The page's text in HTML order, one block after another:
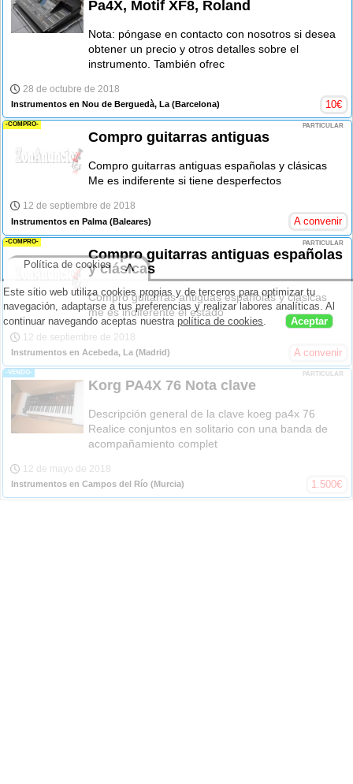
Pa4X, Motif XF8, Roland
Nota: póngase en contacto con nosotros si desea
obtener un precio y otros detalles sobre el
instrumento. También ofrec
28 de octubre de 2018
Instrumentos en Nou de Berguedà, La (Barcelona) 10€
-COMPRO- PARTICULAR
Compro guitarras antiguas
Compro guitarras antiguas españolas y clásicas
Me es indiferente si tiene desperfectos
12 de septiembre de 2018
Instrumentos en Palma (Baleares) A convenir
-COMPRO- PARTICULAR
Compro guitarras antiguas españolas
y clásicas
Compro guitarras antiguas españolas y clásicas
me es indiferente el estado
12 de septiembre de 2018
Instrumentos en Acebeda, La (Madrid) A convenir
-VENDO- PARTICULAR
Korg PA4X 76 Nota clave
Descripción general de la clave koeg pa4x 76
Realice conjuntos en solitario con una banda de
acompañamiento complet
12 de mayo de 2018
Instrumentos en Campos del Río (Murcia) 1.500€
Este sitio web utiliza cookies propias y de terceros para optimizar tu
navegación, adaptarse a tus preferencias y realizar labores analíticas. Al
continuar navegando aceptas nuestrapolítica de cookies Aceptar
Política de cookies ^